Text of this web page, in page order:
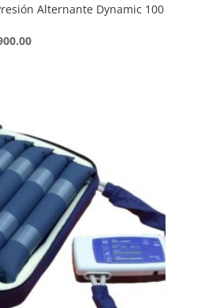
Alternante Dynamic 100
El